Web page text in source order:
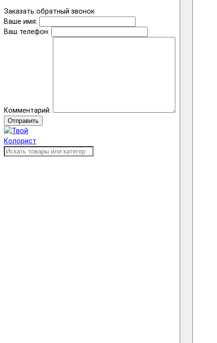
Заказать обратный звонок
Ваше имя:
Ваш телефон:
Комментарий:
Отправить